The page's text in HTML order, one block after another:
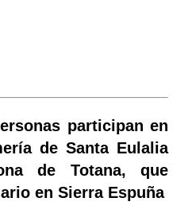
participan en
de Santa Eulalia
de Totana, que
en Sierra Espuña